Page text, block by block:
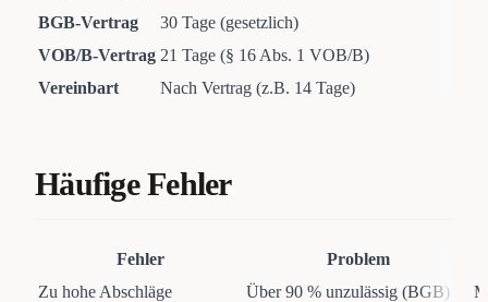
BGB-Vertrag
30 Tage (gesetzlich)
VOB/B-Vertrag 21 Tage (§ 16 Abs. 1 VOB/B)
Vereinbart
Nach Vertrag (z.B. 14 Tage)
Häufige Fehler
Fehler
Problem
Zu hohe Abschläge
Über 90 % unzulässig (BGB)